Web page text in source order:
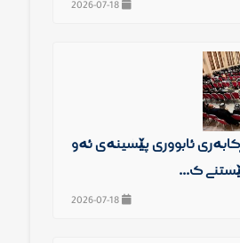
2026-07-18
ئابووری پێشینەی ئەو
گ...
2026-07-18